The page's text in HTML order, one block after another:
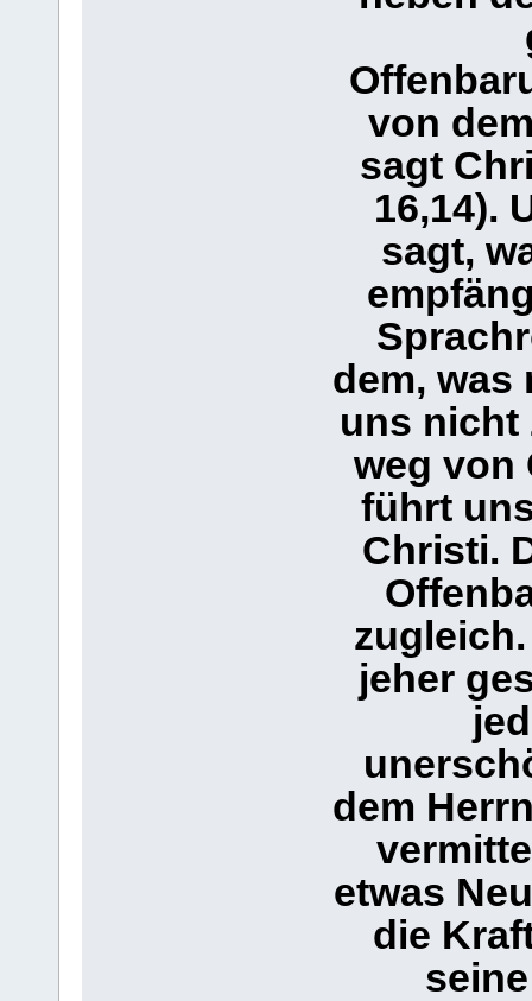
von
sagt
16,14).
sagt,
dem, was
uns nicht
weg von
führt
Christi.
jeher
dem
etwas
die